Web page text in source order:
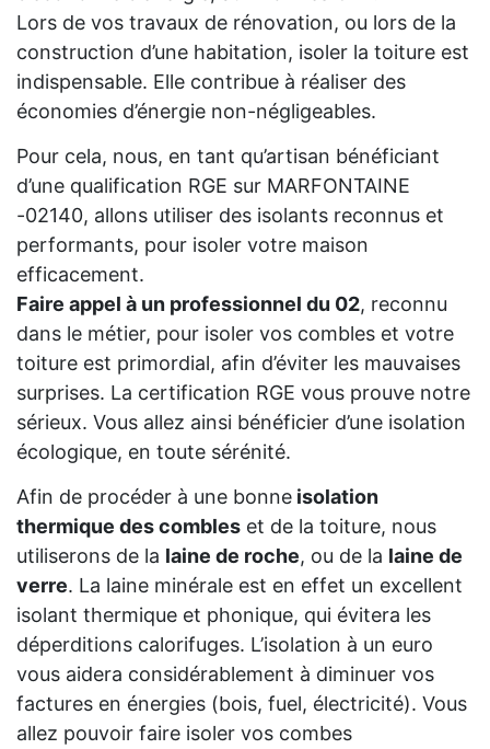
Lors de vos travaux de rénovation, ou lors de la
construction d’une habitation, isoler la toiture est
indispensable. Elle contribue à réaliser des
économies d’énergie non-négligeables.
Pour cela, nous, en tant qu’artisan bénéficiant
d’une qualification RGE sur MARFONTAINE
-02140, allons utiliser des isolants reconnus et
performants, pour isoler votre maison
efficacement.
Faire appel à un professionnel du 02, reconnu
dans le métier, pour isoler vos combles et votre
toiture est primordial, afin d’éviter les mauvaises
surprises. La certification RGE vous prouve notre
sérieux. Vous allez ainsi bénéficier d’une isolation
écologique, en toute sérénité.
Afin de procéder à une bonne isolation
thermique des combles et de la toiture, nous
utiliserons de la laine de roche, ou de la laine de
verre. La laine minérale est en effet un excellent
isolant thermique et phonique, qui évitera les
déperditions calorifuges. L’isolation à un euro
vous aidera considérablement à diminuer vos
factures en énergies (bois, fuel, électricité). Vous
allez pouvoir faire isoler vos combes